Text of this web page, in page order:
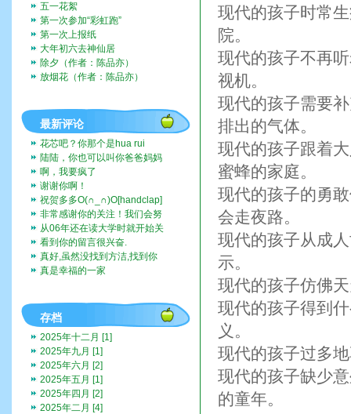
现代的孩子时常
院。
现代的孩子不再
视机。
现代的孩子需要
排出的气体。
现代的孩子跟着
蜜蜂的家庭。
现代的孩子的勇
会走夜路。
现代的孩子从成
示。
现代的孩子仿佛
现代的孩子得到
义。
现代的孩子过多
现代的孩子缺少
的童年。
五一花絮
第一次参加“彩虹跑”
第一次上报纸
大年初六去神仙居
除夕（作者：陈品亦）
放烟花（作者：陈品亦）
最新评论
花芯吧？你那个是hua rui
陆陆，你也可以叫你爸爸妈妈
带你去啊。挺好玩的。
啊，我要疯了
谢谢你啊！
祝贺多多O(∩_∩)O[handclap]
[flo...
非常感谢你的关注！我们会努
力一直记录下去的。我们也...
从06年还在读大学时就开始关
注这个博客，而现在我也...
看到你的留言很兴奋.
真好,虽然没找到方洁,找到你
们全家福,让人挺兴奋的...
真是幸福的一家
存档
2025年十二月 [1]
2025年九月 [1]
2025年六月 [2]
2025年五月 [1]
2025年四月 [2]
2025年二月 [4]